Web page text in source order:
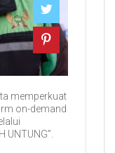
memperkuat
on-demand
UNTUNG”.